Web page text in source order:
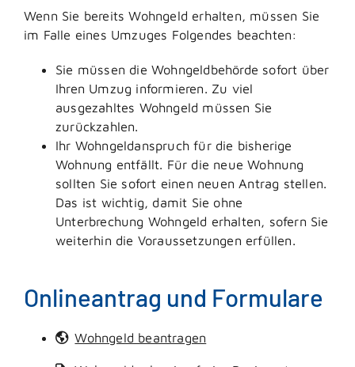
Wenn Sie bereits Wohngeld erhalten, müssen Sie
im Falle eines Umzuges Folgendes beachten:
Sie müssen die Wohngeldbehörde sofort über
Ihren Umzug informieren. Zu viel
ausgezahltes Wohngeld müssen Sie
zurückzahlen.
Ihr Wohngeldanspruch für die bisherige
Wohnung entfällt. Für die neue Wohnung
sollten Sie sofort einen neuen Antrag stellen.
Das ist wichtig, damit Sie ohne
Unterbrechung Wohngeld erhalten, sofern Sie
weiterhin die Voraussetzungen erfüllen.
Onlineantrag und Formulare
Wohngeld beantragen